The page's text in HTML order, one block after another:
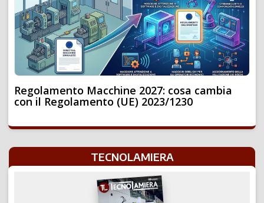
Regolamento Macchine 2027: cosa cambia
con il Regolamento (UE) 2023/1230
TECNOLAMIERA